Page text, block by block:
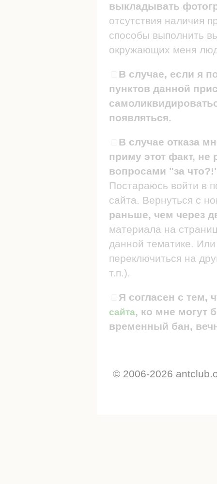
выкладывать
отсутствия наличия
способы выполнить
окружающих меня
В случае, если я
пунктов данной
появляться.
В случае отказа
приму этот факт, не
вопросами "за
Постараюсь войти в
сайта. Вернуться с
раньше, чем через
материала на
данной тематике.
переключиться на
т.п.).
Я согласен с тем,
сайта, ко мне могут
временный бан,
© 2006-2026